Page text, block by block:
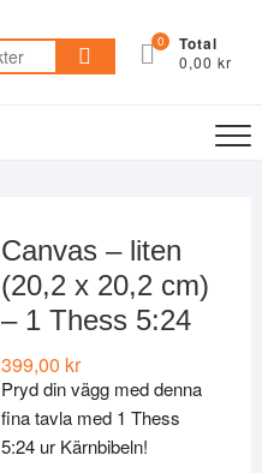
Sök
efter:
0 Total
0,00 kr
Canvas – liten
(20,2 x 20,2 cm)
– 1 Thess 5:24
399,00 kr
Pryd din vägg med denna
fina tavla med 1 Thess
5:24 ur Kärnbibeln!